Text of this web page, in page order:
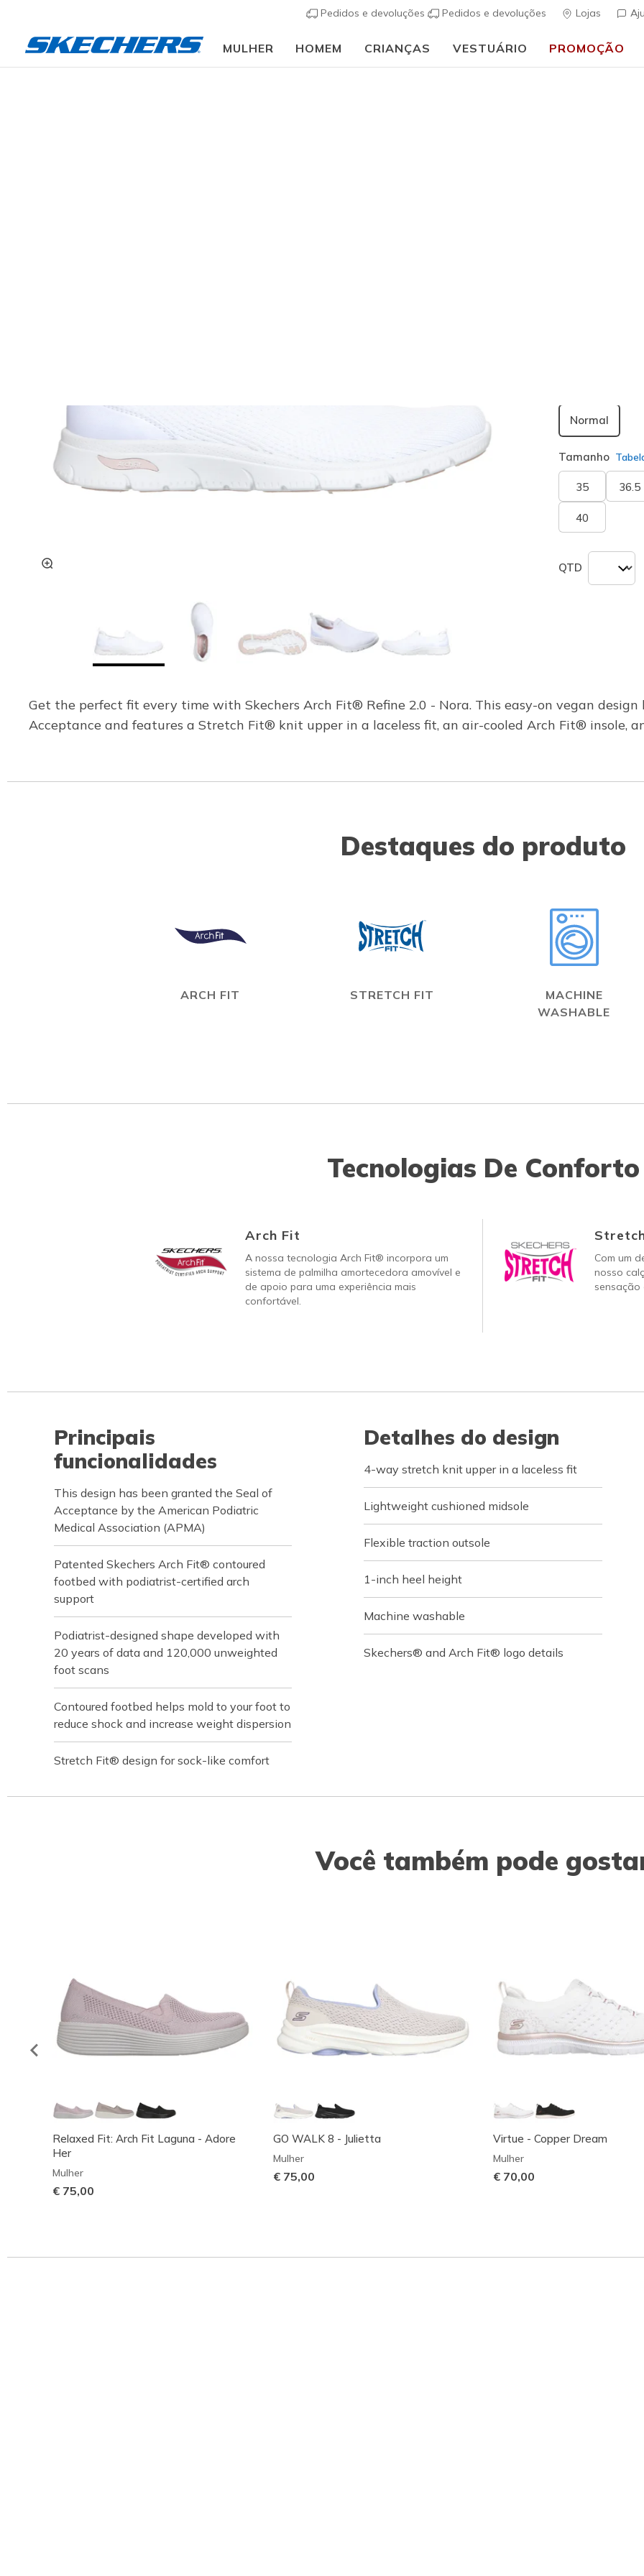
Pedidos e devoluções Pedidos e devoluções Lojas
MULHER HOMEM CRIANÇAS VESTUÁRIO PROMOÇÃO
Normal
Tamanho
35 36.5
40
QTD
Get the perfect fit every time with Skechers Arch Fit® Refine 2.0 - Nora. This easy-on vegan
Acceptance and features a Stretch Fit® knit upper in a laceless fit, an air-cooled Arch Fit® insole,
Destaques do produto
ARCH FIT STRETCH FIT
MACHINE
WASHABLE
Tecnologias De Conforto
Arch Fit
A nossa tecnologia Arch Fit® incorpora um
sistema de palmilha amortecedora amovível e
de apoio para uma experiência mais
confortável.
Com um
nosso
sensação
Principais
funcionalidades
This design has been granted the Seal of
Acceptance by the American Podiatric
Medical Association (APMA)
Patented Skechers Arch Fit® contoured
footbed with podiatrist-certified arch
support
Podiatrist-designed shape developed with
20 years of data and 120,000 unweighted
foot scans
Contoured footbed helps mold to your foot to
reduce shock and increase weight dispersion
Stretch Fit® design for sock-like comfort
Detalhes do design
4-way stretch knit upper in a laceless fit
Lightweight cushioned midsole
Flexible traction outsole
1-inch heel height
Machine washable
Skechers® and Arch Fit® logo details
Você também pode
Relaxed Fit: Arch Fit Laguna - Adore
Her
Mulher
€ 75,00
GO WALK 8 - Julietta
Mulher
€ 75,00
Virtue - Copper Dream
Mulher
€ 70,00